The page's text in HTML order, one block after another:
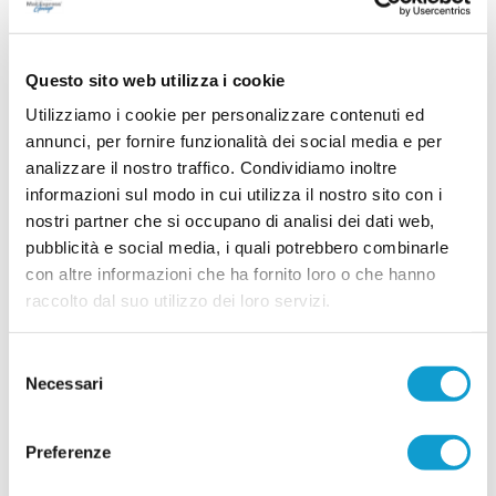
Questo sito web utilizza i cookie
Utilizziamo i cookie per personalizzare contenuti ed
annunci, per fornire funzionalità dei social media e per
analizzare il nostro traffico. Condividiamo inoltre
informazioni sul modo in cui utilizza il nostro sito con i
nostri partner che si occupano di analisi dei dati web,
pubblicità e social media, i quali potrebbero combinarle
con altre informazioni che ha fornito loro o che hanno
raccolto dal suo utilizzo dei loro servizi.
delNecessari
Preferenze
il calcio marchigiano
vita in due distinti e drammatici incidenti stradali,
nelle società di appartenenza e in tutto il
movimento calcistico regionale. L'ultima terribile
notizia è arrivata nelle sco
16/06/2026
Nasce la CIVITANOVESE MG: accordo fatto!
Rossoblu in Eccellenza
CIVITANOVA MARCHE. La Civitanovese riparte
dall’Eccellenza. È stato infatti raggiunto l’accordo
che consentirà al club rossoblù di prendere parte
al massimo campionato dilettantistico regionale
"Civitanovese Mg".Nella giornata odierna il
presidente...
POTENZA PICENA. Comotto: "In una gara